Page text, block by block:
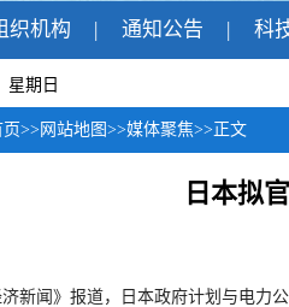
织机构 | 通知公告 | 科
期日
>> 网站地图>>媒体聚焦>> 正文
日本拟
新闻》报道，日本政府计划与电力